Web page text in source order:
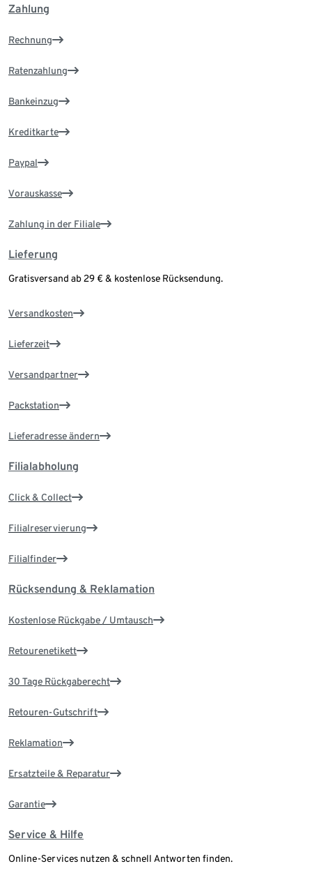
Zahlung
Rechnung
Ratenzahlung
Bankeinzug
Kreditkarte
Paypal
Vorauskasse
Zahlung in der Filiale
Lieferung
Gratisversand ab 29 € & kostenlose Rücksendung.
Versandkosten
Lieferzeit
Versandpartner
Packstation
Lieferadresse ändern
Filialabholung
Click & Collect
Filialreservierung
Filialfinder
Rücksendung & Reklamation
Kostenlose Rückgabe / Umtausch
Retourenetikett
30 Tage Rückgaberecht
Retouren-Gutschrift
Reklamation
Ersatzteile & Reparatur
Garantie
Service & Hilfe
Online-Services nutzen & schnell Antworten finden.